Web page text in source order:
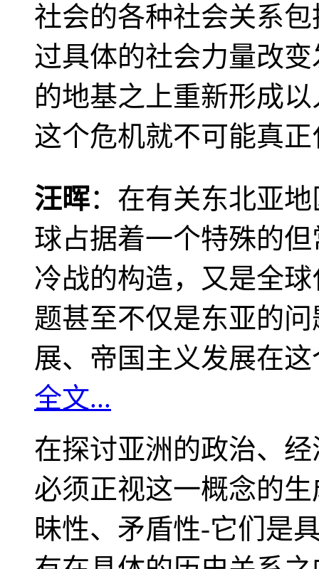
社会的各种社会关系
过具体的社会力量改
的地基之上重新形成
这个危机就不可能真
汪晖：在有关东北亚
球占据着一个特殊的
冷战的构造，又是全
题甚至不仅是东亚的
展、帝国主义发展在
全文...
在探讨亚洲的政治、
必须正视这一概念的
昧性、矛盾性-它们是